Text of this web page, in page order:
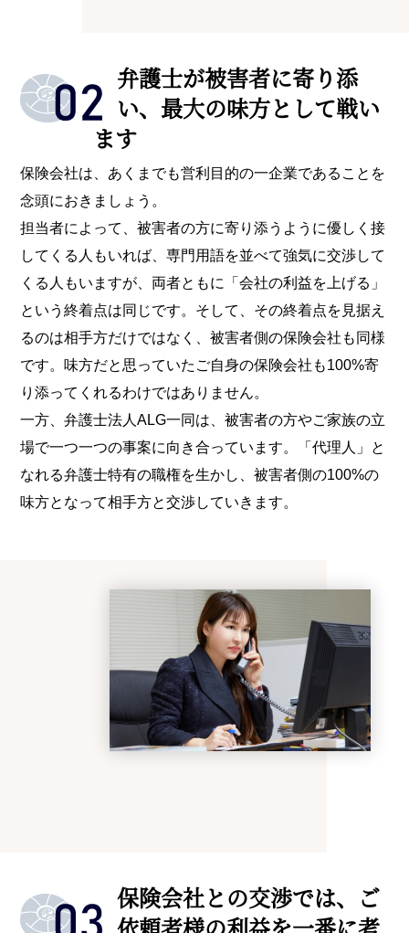
弁護士が被害者に寄り添
い、最大の味方として戦い
ます
保険会社は、あくまでも営利目的の一企業であることを
念頭におきましょう。
担当者によって、被害者の方に寄り添うように優しく接
してくる人もいれば、専門用語を並べて強気に交渉して
くる人もいますが、両者ともに「会社の利益を上げる」
という終着点は同じです。そして、その終着点を見据え
るのは相手方だけではなく、被害者側の保険会社も同様
です。味方だと思っていたご自身の保険会社も100%寄
り添ってくれるわけではありません。
一方、弁護士法人ALG一同は、被害者の方やご家族の立
場で一つ一つの事案に向き合っています。「代理人」と
なれる弁護士特有の職権を生かし、被害者側の100%の
味方となって相手方と交渉していきます。
保険会社との交渉では、ご